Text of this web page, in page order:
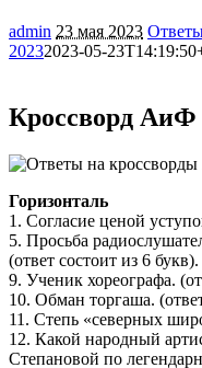
admin 23 мая 2023
20232023-05-
Кроссворд АиФ
Горизонталь
1. Согласие ценой
5. Просьба
(ответ состоит из 6 букв).
9. Ученик хореографа.
10. Обман торгаша.
11. Степь «северных
12. Какой народный
Степановой по